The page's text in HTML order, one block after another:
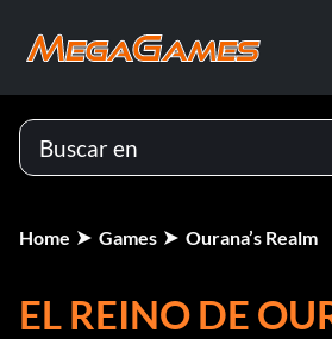
Home Games Ourana’s Realm
EL REINO DE